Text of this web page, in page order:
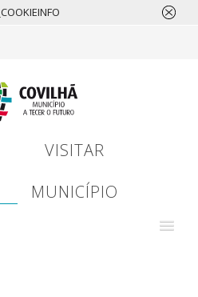
_COOKIEINFO
VISITAR
MUNICÍPIO